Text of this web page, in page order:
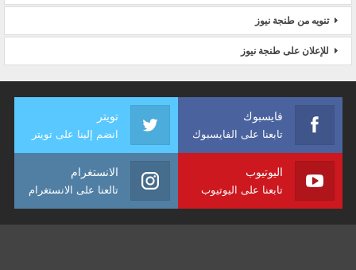
تنويه من طنجة نيوز
للإعلان على طنجة نيوز
فايسبوك
تابعنا على الفايسبوك
تويتر
انضم إلينا على تويتر
اليوتيوب
تابعنا على اليوتيوب
الانستغرام
تالعنا على الانستغرام